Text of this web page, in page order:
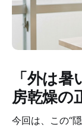
「外は
房乾燥の
今回は、この“